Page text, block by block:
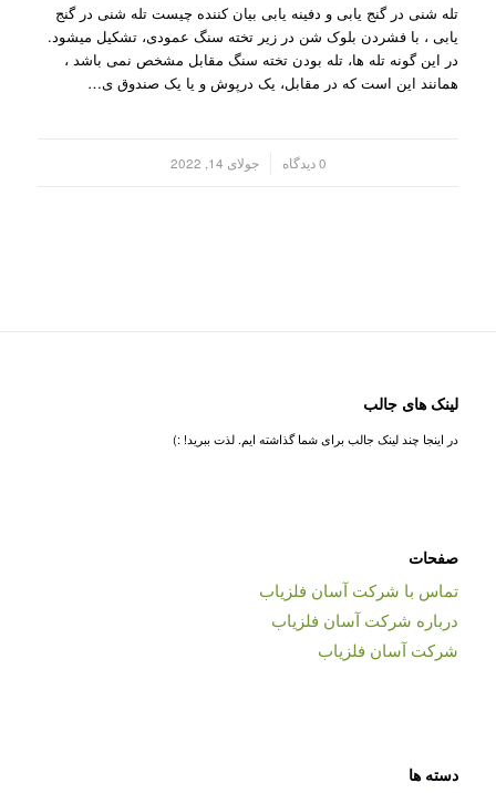
تله شنی در گنج یابی و دفینه یابی بیان کننده چیست تله شنی در گنج
یابی ، با فشردن بلوک شن در زیر تخته سنگ عمودی، تشکیل میشود.
در این گونه تله ها، تله بودن تخته سنگ مقابل مشخص نمی باشد ،
همانند این است که در مقابل، یک درپوش و یا یک صندوق ی…
0 دیدگاه جولای 14, 2022
لینک های جالب
در اینجا چند لینک جالب برای شما گذاشته ایم. لذت ببرید! :)
صفحات
تماس با شرکت آسان فلزیاب
درباره شرکت آسان فلزیاب
شرکت آسان فلزیاب
دسته ها